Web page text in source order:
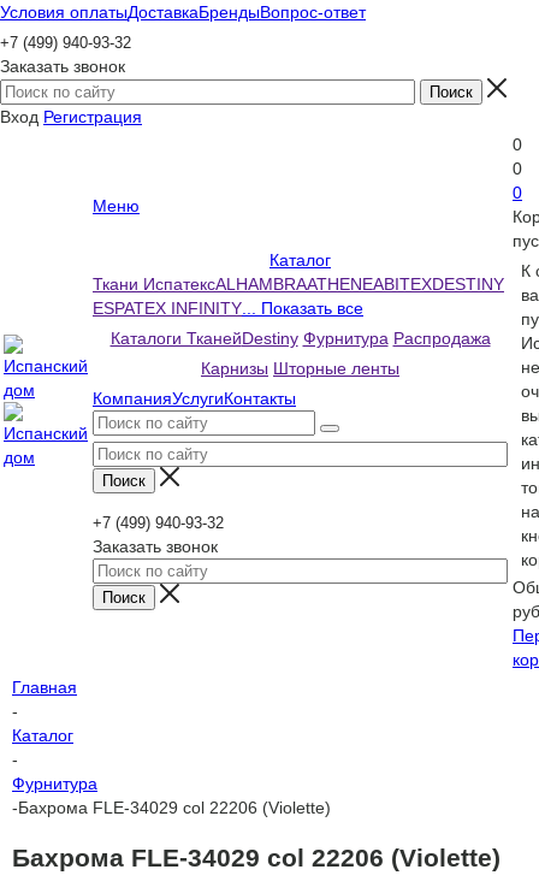
Условия оплатыДоставкаБрендыВопрос-ответ
+7 (499) 940-93-32
Заказать звонок
Вход Регистрация
Меню
Каталог
Ткани ИспатексALHAMBRAATHENEABITEXDESTINY
ESPATEX INFINITY ... Показать все
Каталоги ТканейDestiny Фурнитура Распродажа
Карнизы Шторные ленты
КомпанияУслугиКонтакты
+7 (499) 940-93-32
Заказать звонок
0
0
0
К
руб
Главная
-
Каталог
-
Фурнитура
-Бахрома FLE-34029 col 22206 (Violette)
Бахрома FLE-34029 col 22206 (Violette)